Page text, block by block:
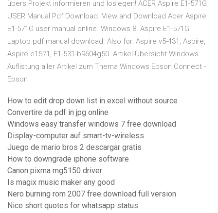
übers Projekt informieren und loslegen! ACER Aspire E1-571G
USER Manual Pdf Download. View and Download Acer Aspire
E1-571G user manual online. Windows 8. Aspire E1-571G
Laptop pdf manual download. Also for: Aspire v5-431, Aspire,
Aspire e1571, E1-531-b9604g50. Artikel-Übersicht Windows
Auflistung aller Artikel zum Thema Windows Epson Connect -
Epson
How to edit drop down list in excel without source
Convertire da pdf in jpg online
Windows easy transfer windows 7 free download
Display-computer auf smart-tv-wireless
Juego de mario bros 2 descargar gratis
How to downgrade iphone software
Canon pixma mg5150 driver
Is magix music maker any good
Nero burning rom 2007 free download full version
Nice short quotes for whatsapp status